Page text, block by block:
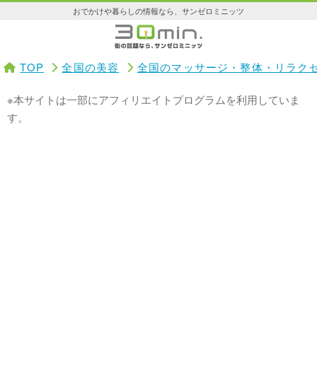
おでかけや暮らしの情報なら、サンゼロミニッツ
TOP 全国の美容 全国のマッサージ・整体・リラク
※本サイトは一部にアフィリエイトプログラムを利用していま
す。